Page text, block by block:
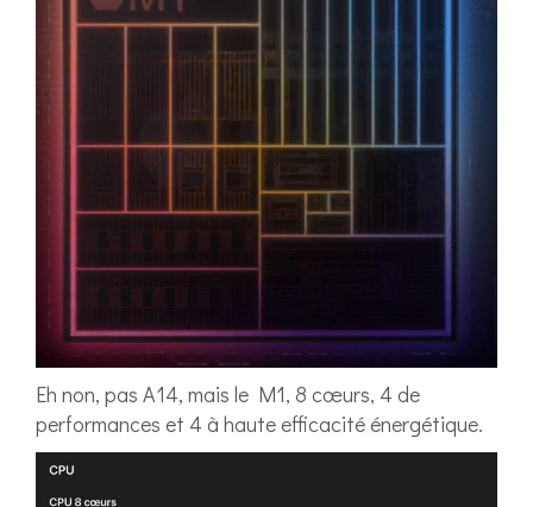
Eh non, pas A14, mais le M1, 8 cœurs, 4 de
performances et 4 à haute efficacité énergétique.